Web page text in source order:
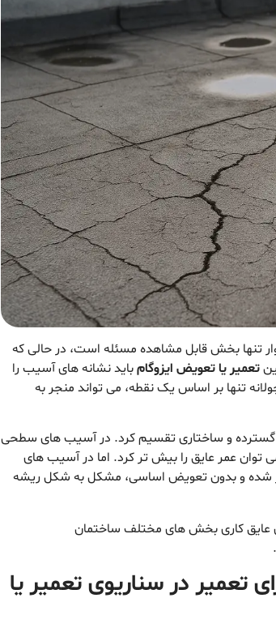
تنها بخش قابل مشاهده مسئله است، در حالی که
تعمیر یا تعویض ایزوگامباید نشانه های آسیب را
تنها بر اساس یک نقطه، می تواند منجر به
گسترده و ساختاری تقسیم کرد. در آسیب های سطحی
توان عمر عایق را بیش تر کرد. اما در آسیب های
شده و بدون تعویض اساسی، مشکل به شکل ریشه
عایق کاری بخش های مختلف ساختمان
در سناریوی تعمیر یا